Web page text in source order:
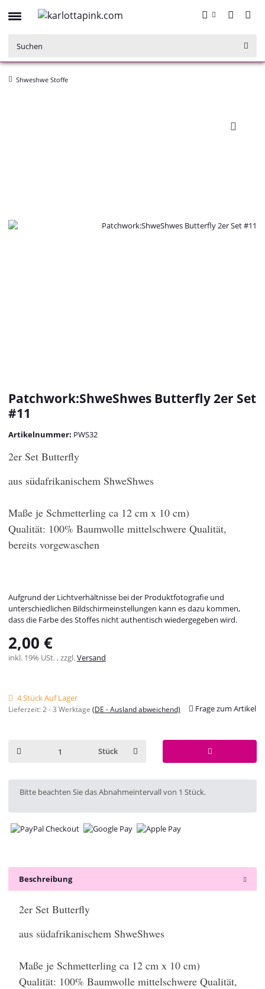
Shweshwe Stoffe
Patchwork:ShweShwes Butterfly 2er Set
#11
Artikelnummer: PWS32
2er Set Butterfly
aus südafrikanischem ShweShwes
Maße je Schmetterling ca 12 cm x 10 cm)
Qualität: 100% Baumwolle mittelschwere Qualität,
bereits vorgewaschen
Aufgrund der Lichtverhältnisse bei der Produktfotografie und
unterschiedlichen Bildschirmeinstellungen kann es dazu kommen,
dass die Farbe des Stoffes nicht authentisch wiedergegeben wird.
2,00 €
inkl. 19% USt. , zzgl.Versand
4 Stück Auf Lager
Lieferzeit:2 - 3 Werktage (DE - Ausland abweichend) Frage zum Artikel
Stück
x
Bitte beachten Sie das Abnahmeintervall von 1 Stück.
Beschreibung
2er Set Butterfly
aus südafrikanischem ShweShwes
Maße je Schmetterling ca 12 cm x 10 cm)
Qualität: 100% Baumwolle mittelschwere Qualität,